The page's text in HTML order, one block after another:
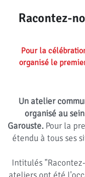
Racontez-
Pour la
organisé le
Un atelier
organisé au
Garouste. Pour la
étendu à tous ses
Intitulés